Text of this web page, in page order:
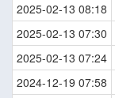
2025-02-13 08:18
2025-02-13 07:30
2025-02-13 07:24
2024-12-19 07:58